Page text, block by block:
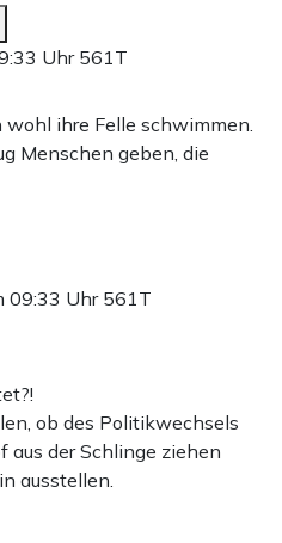
Uhr 561T
ihre Felle schwimmen.
Menschen geben, die
09:33 Uhr 561T
ob des Politikwechsels
aus der Schlinge ziehen
ausstellen.